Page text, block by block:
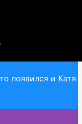
появился и Катя